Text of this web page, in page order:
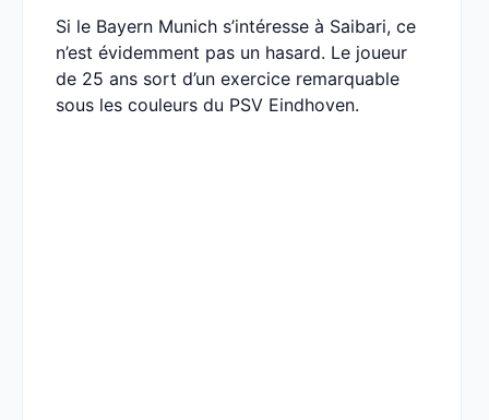
Si le Bayern Munich s’intéresse à Saibari, ce
n’est évidemment pas un hasard. Le joueur
de 25 ans sort d’un exercice remarquable
sous les couleurs du PSV Eindhoven.